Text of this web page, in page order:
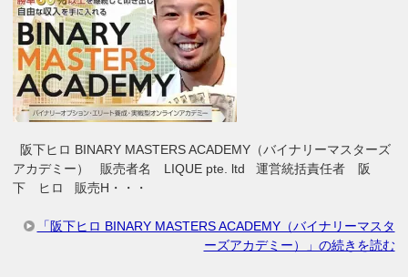
阪下ヒロ BINARY MASTERS ACADEMY（バイナリーマスターズ
アカデミー） 販売者名 LIQUE pte. ltd 運営統括責任者 阪
下 ヒロ 販売H・・・
「阪下ヒロ BINARY MASTERS ACADEMY（バイナリーマスタ
ーズアカデミー）」の続きを読む